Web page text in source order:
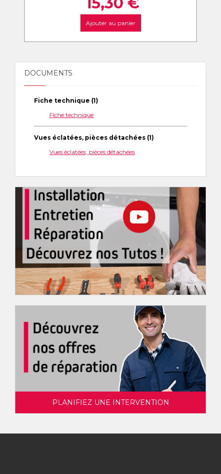
Ajouter au panier
DOCUMENTS
Fiche technique (1)
Fiche technique
Vues éclatées, pièces détachées (1)
Vues éclatées, pièces détachées
PLANIFIEZ UNE INTERVENTION